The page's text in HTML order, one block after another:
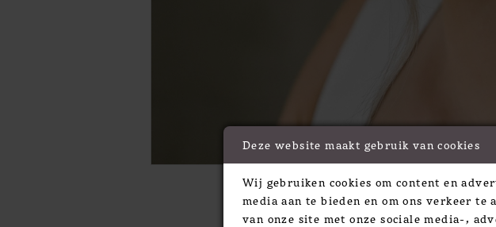
Click to zoom
Click to zoom
Deze website maakt gebruik van cookies
Wij gebruiken cookies om content en
media aan te bieden en om ons verkeer
van onze site met onze sociale media-,